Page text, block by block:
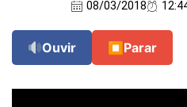
08/03/2018
Ouvir ⏹ Parar